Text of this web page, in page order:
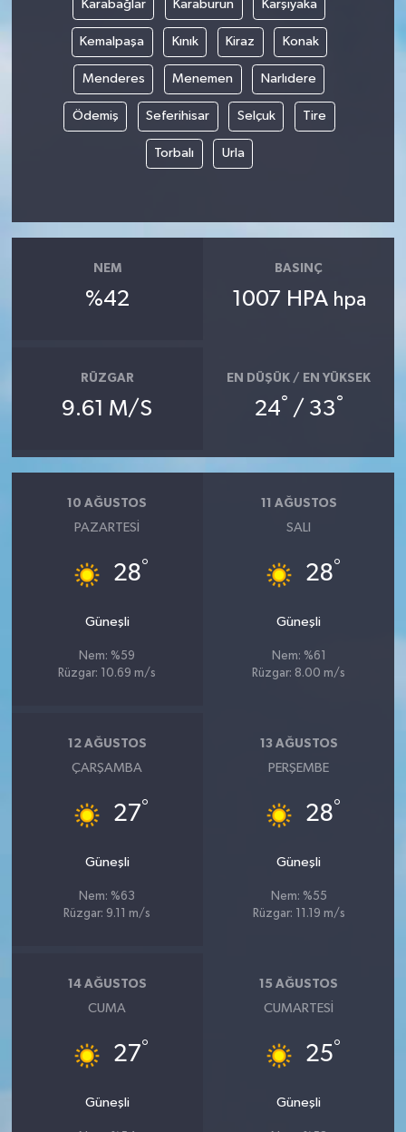
Karabağlar Karaburun Karşıyaka
Kemalpaşa Kınık Kiraz Konak
Menderes Menemen Narlıdere
Ödemiş Seferihisar Selçuk Tire
Torbalı Urla
NEM
%42
BASINÇ
1007 HPA hpa
RÜZGAR
9.61 M/S
EN DÜŞÜK / EN YÜKSEK
24° / 33°
10 AĞUSTOS
PAZARTESI
28°
Güneşli
Nem: %59
Rüzgar: 10.69 m/s
11 AĞUSTOS
SALI
28°
Güneşli
Nem: %61
Rüzgar: 8.00 m/s
12 AĞUSTOS
ÇARŞAMBA
27°
Güneşli
Nem: %63
Rüzgar: 9.11 m/s
13 AĞUSTOS
PERŞEMBE
28°
Güneşli
Nem: %55
Rüzgar: 11.19 m/s
14 AĞUSTOS
CUMA
27°
Güneşli
15 AĞUSTOS
CUMARTESI
25°
Güneşli